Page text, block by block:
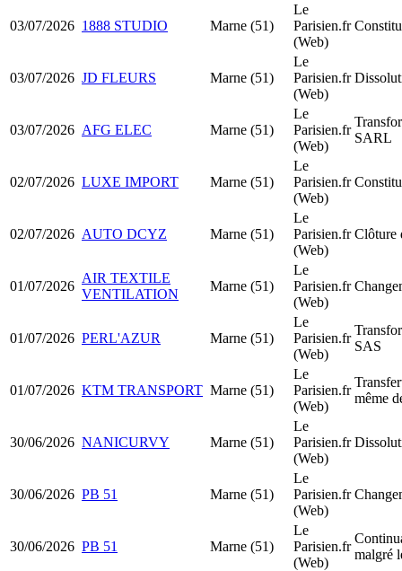
03/07/2026 1888 STUDIO Marne (51)
Le
Parisien.fr
(Web)
03/07/2026 JD FLEURS Marne (51)
Le
Parisien.fr
(Web)
03/07/2026 AFG ELEC Marne (51)
Le
Parisien.fr
(Web)
SARL
02/07/2026 LUXE IMPORT Marne (51)
Le
Parisien.fr
(Web)
02/07/2026 AUTO DCYZ Marne (51)
Le
Parisien.fr
(Web)
Clôture
01/07/2026
AIR TEXTILE
VENTILATION
Marne (51)
Le
Parisien.fr
(Web)
01/07/2026 PERL'AZUR Marne (51)
Le
Parisien.fr
(Web)
SAS
01/07/2026 KTM TRANSPORT Marne (51)
Le
Parisien.fr
(Web)
même
30/06/2026 NANICURVY Marne (51)
Le
Parisien.fr
(Web)
30/06/2026 PB 51 Marne (51)
Le
Parisien.fr
(Web)
30/06/2026 PB 51 Marne (51)
Le
Parisien.fr
(Web)
malgré